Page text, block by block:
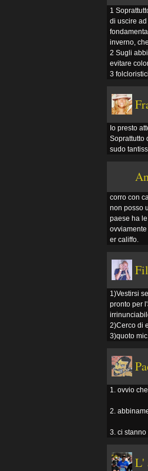
1
di uscire
inverno,
2 Sugli
evitare
3
Io presto
Soprattutto
sudo
corro con
non posso
paese ha
er califfo.
1)Vestirsi
pronto per
2)Cerco di
3)quoto
1. ovvio
2.
3. ci
L'